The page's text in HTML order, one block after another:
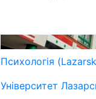
Психологія
Університет